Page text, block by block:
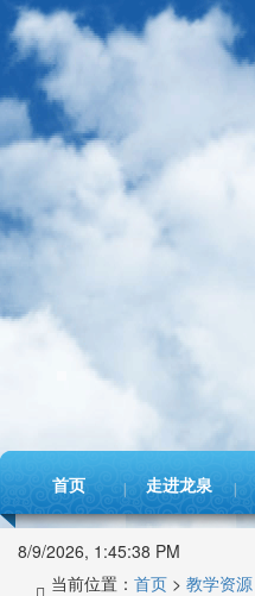
首页 走进龙泉
8/9/2026, 1:45:39 PM
当前位置： 首页 > 教学资源